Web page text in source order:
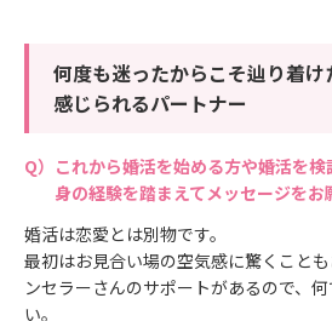
何度も迷ったからこそ辿り着
感じられるパートナー
これから婚活を始める方や婚活を
身の経験を踏まえてメッセージをお
婚活は恋愛とは別物です。
最初はお見合い場の空気感に驚くこと
ンセラーさんのサポートがあるので、
い。